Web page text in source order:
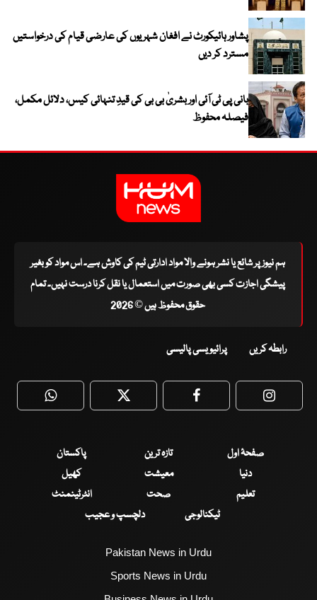
پشاور ہائیکورٹ نے افغان شہریوں کی عارضی قیام کی درخواستیں
مسترد کر دیں
بانی پی ٹی آئی اور بشریٰ بی بی کی قیدِ تنہائی کیس، دلائل مکمل،
فیصلہ محفوظ
ہم نیوز پر شائع یا نشر ہونے والا مواد ادارتی ٹیم کی کاوش ہے۔ اس مواد کو بغیر
پیشگی اجازت کسی بھی صورت میں استعمال یا نقل کرنا درست نہیں۔ تمام
حقوق محفوظ ہیں © 2026
رابطہ کریں پرائیویسی پالیسی
WhatsApp Twitter Facebook
صفحۂ اول تازہ ترین
پاکستان
دنیا
معیشت
کھیل
تعلیم
صحت
انٹرٹینمنٹ
ٹیکنالوجی
دلچسپ و عجیب
Pakistan News in Urdu
Sports News in Urdu